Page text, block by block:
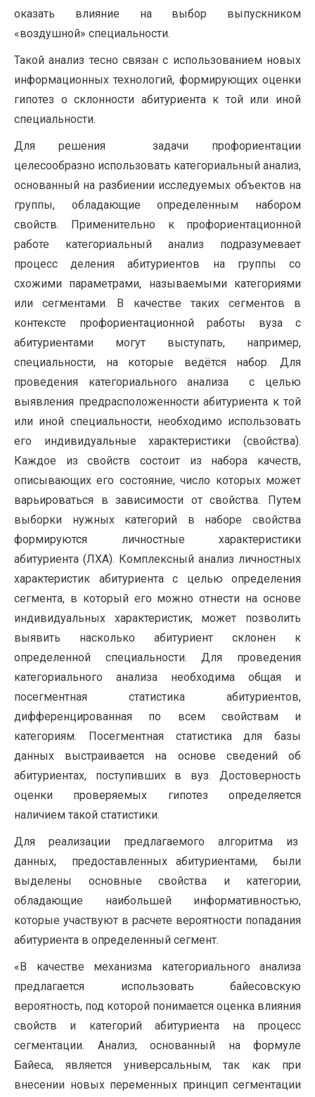
оказать влияние на выбор выпускником
«воздушной» специальности.
Такой анализ тесно связан с использованием новых
информационных технологий, формирующих оценки
гипотез о склонности абитуриента к той или иной
специальности.
Для решения задачи профориентации
целесообразно использовать категориальный анализ,
основанный на разбиении исследуемых объектов на
группы, обладающие определенным набором
свойств. Применительно к профориентационной
работе категориальный анализ подразумевает
процесс деления абитуриентов на группы со
схожими параметрами, называемыми категориями
или сегментами. В качестве таких сегментов в
контексте профориентационной работы вуза с
абитуриентами могут выступать, например,
специальности, на которые ведётся набор. Для
проведения категориального анализа с целью
выявления предрасположенности абитуриента к той
или иной специальности, необходимо использовать
его индивидуальные характеристики (свойства).
Каждое из свойств состоит из набора качеств,
описывающих его состояние, число которых может
варьироваться в зависимости от свойства. Путем
выборки нужных категорий в наборе свойства
формируются личностные характеристики
абитуриента (ЛХА). Комплексный анализ личностных
характеристик абитуриента с целью определения
сегмента, в который его можно отнести на основе
индивидуальных характеристик, может позволить
выявить насколько абитуриент склонен к
определенной специальности. Для проведения
категориального анализа необходима общая и
посегментная статистика абитуриентов,
дифференцированная по всем свойствам и
категориям. Посегментная статистика для базы
данных выстраивается на основе сведений об
абитуриентах, поступивших в вуз. Достоверность
оценки проверяемых гипотез определяется
наличием такой статистики.
Для реализации предлагаемого алгоритма из
данных, предоставленных абитуриентами, были
выделены основные свойства и категории,
обладающие наибольшей информативностью,
которые участвуют в расчете вероятности попадания
абитуриента в определенный сегмент.
«В качестве механизма категориального анализа
предлагается использовать байесовскую
вероятность, под которой понимается оценка влияния
свойств и категорий абитуриента на процесс
сегментации. Анализ, основанный на формуле
Байеса, является универсальным, так как при
внесении новых переменных принцип сегментации